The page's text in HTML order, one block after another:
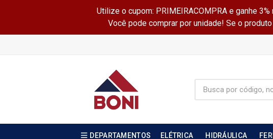
Utilize o cupom: PRIMEIRACOMPRA e ganhe
Você pode comprar por unidade! Se o
DEPARTAMENTOS ELÉTRICA HIDRÁULICA